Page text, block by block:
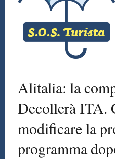
Alitalia: la
Decollerà ITA.
modificare la
programma